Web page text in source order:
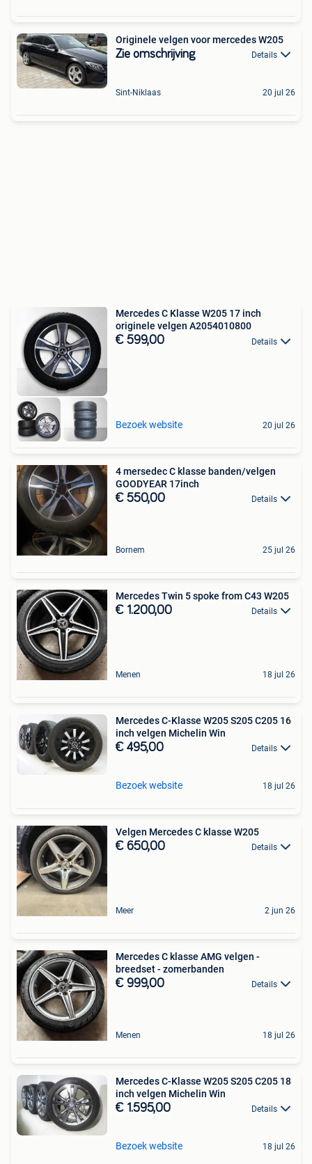
Originele velgen voor mercedes W205
Zie omschrijving Details
Sint-Niklaas 20 jul 26
Mercedes C Klasse W205 17 inch
originele velgen A2054010800
€ 599,00 Details
Bezoek website 20 jul 26
4 mersedec C klasse banden/velgen
GOODYEAR 17inch
€ 550,00 Details
Bornem 25 jul 26
Mercedes Twin 5 spoke from C43 W205
€ 1.200,00 Details
Menen 18 jul 26
Mercedes C-Klasse W205 S205 C205 16
inch velgen Michelin Win
€ 495,00 Details
Bezoek website 18 jul 26
Velgen Mercedes C klasse W205
€ 650,00 Details
Meer 2 jun 26
Mercedes C klasse AMG velgen -
breedset - zomerbanden
€ 999,00 Details
Menen 18 jul 26
Mercedes C-Klasse W205 S205 C205 18
inch velgen Michelin Win
€ 1.595,00 Details
Bezoek website 18 jul 26